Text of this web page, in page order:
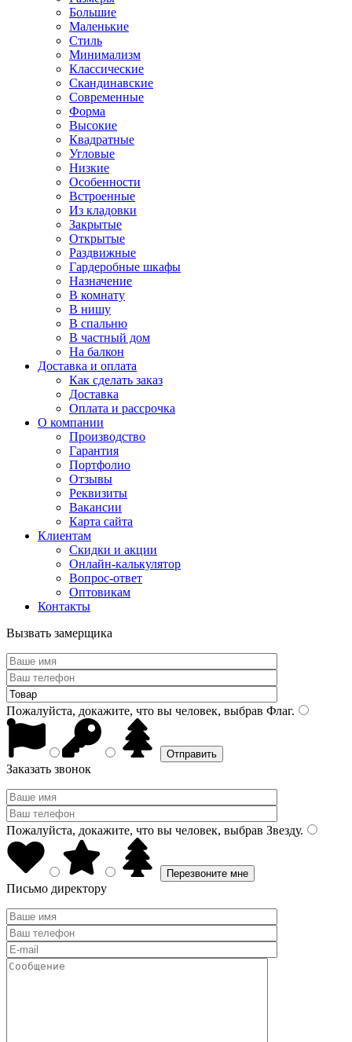
Большие
Маленькие
Стиль
Минимализм
Классические
Скандинавские
Современные
Форма
Высокие
Квадратные
Угловые
Низкие
Особенности
Встроенные
Из кладовки
Закрытые
Открытые
Раздвижные
Гардеробные шкафы
Назначение
В комнату
В нишу
В спальню
В частный дом
На балкон
Доставка и оплата
Как сделать заказ
Доставка
Оплата и рассрочка
О компании
Производство
Гарантия
Портфолио
Отзывы
Реквизиты
Вакансии
Карта сайта
Клиентам
Скидки и акции
Онлайн-калькулятор
Вопрос-ответ
Оптовикам
Контакты
Вызвать замерщика
Пожалуйста, докажите, что вы человек, выбрав Флаг.
Заказать звонок
Пожалуйста, докажите, что вы человек, выбрав Звезду.
Письмо директору